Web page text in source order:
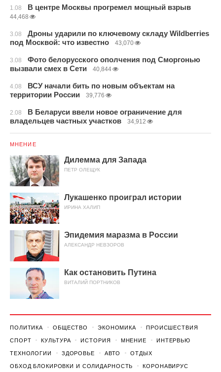
1.08 В центре Москвы прогремел мощный взрыв
44,468
3.08
Дроны ударили по ключевому складу Wildberries
под Москвой: что известно
43,070
3.08
Фото белорусского ополчения под Сморгонью
вызвали смех в Сети
40,844
4.08
ВСУ начали бить по новым объектам на
территории России
39,776
2.08
В Беларуси ввели новое ограничение для
владельцев частных участков
34,912
МНЕНИЕ
Дилемма для Запада
ПЕТР ОЛЕЩУК
Лукашенко проиграл истории
ИРИНА ХАЛИП
Эпидемия маразма в России
АЛЕКСАНДР НЕВЗОРОВ
Как остановить Путина
ВИТАЛИЙ ПОРТНИКОВ
ПОЛИТИКА ОБЩЕСТВО ЭКОНОМИКА ПРОИСШЕСТВИЯ
СПОРТ КУЛЬТУРА ИСТОРИЯ МНЕНИЕ ИНТЕРВЬЮ
ТЕХНОЛОГИИ ЗДОРОВЬЕ АВТО ОТДЫХ
ОБХОД БЛОКИРОВКИ И СОЛИДАРНОСТЬ КОРОНАВИРУС